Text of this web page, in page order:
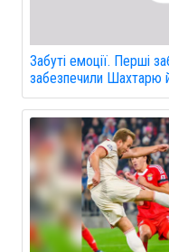
Забуті емоції. Перші
забезпечили Шахтарю